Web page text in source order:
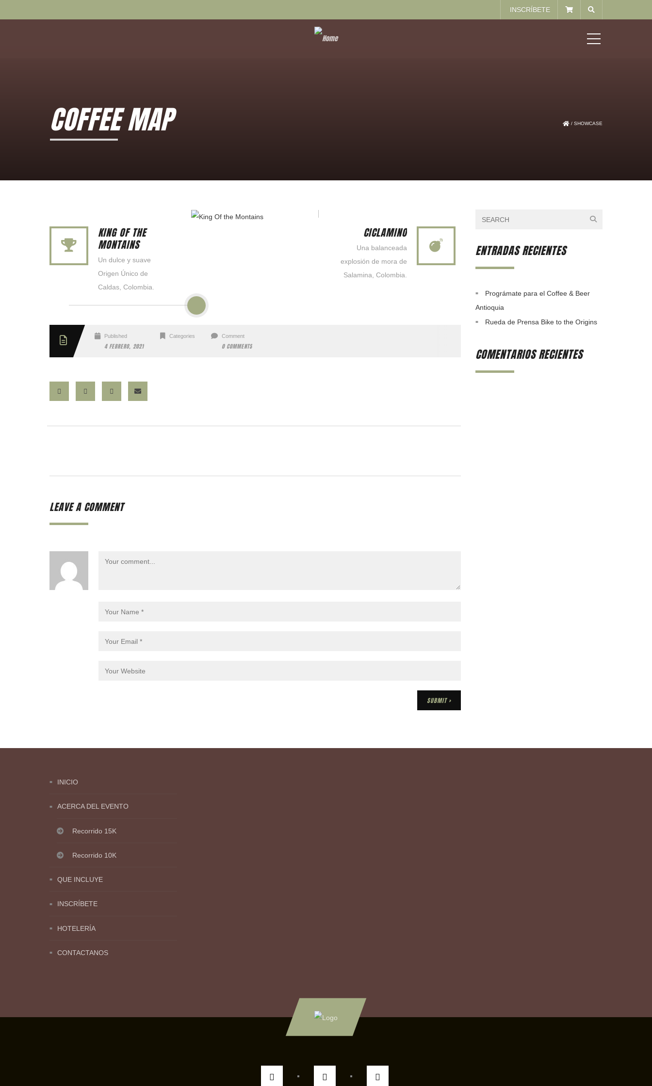
INSCRÍBETE
MENU
COFFEE MAP / SHOWCASE
KING OF THE
MONTAINS
Un dulce y suave
Origen Único de
Caldas, Colombia.
CICLAMINO
Una balanceada
explosión de mora de
Salamina, Colombia.
Published
4 FEBRERO, 2021
Categories Comment
0 COMMENTS
LEAVE A COMMENT
ENTRADAS RECIENTES
Prográmate para el Coffee & Beer
Antioquia
Rueda de Prensa Bike to the Origins
COMENTARIOS RECIENTES
INICIO
ACERCA DEL EVENTO
Recorrido 15K
Recorrido 10K
QUE INCLUYE
INSCRÍBETE
HOTELERÍA
CONTACTANOS